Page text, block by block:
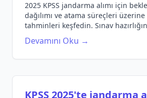
2025 KPSS jandarma alımı için
dağılımı ve atama süreçleri
tahminleri keşfedin. Sınav
bilgileri edinin.
Devamını Oku →
KPSS 2025'te jandarma